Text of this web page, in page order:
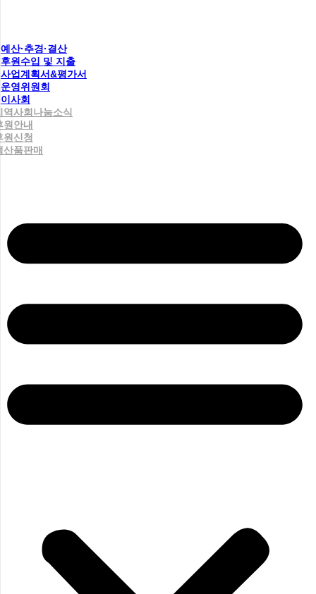
예산·추경·결산
후원수입 및 지출
사업계획서&평가서
운영위원회
이사회
역사회나눔소식
원안내
원신청
산품판매